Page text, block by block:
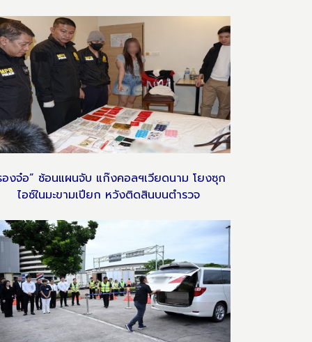
องจ๋อ” ซ้อนแผนจับ แก๊งคอลฯเวียดนาม โยงซุก
ไอซ์ในมะขามเปียก หวังติดสินบนตำรวจ